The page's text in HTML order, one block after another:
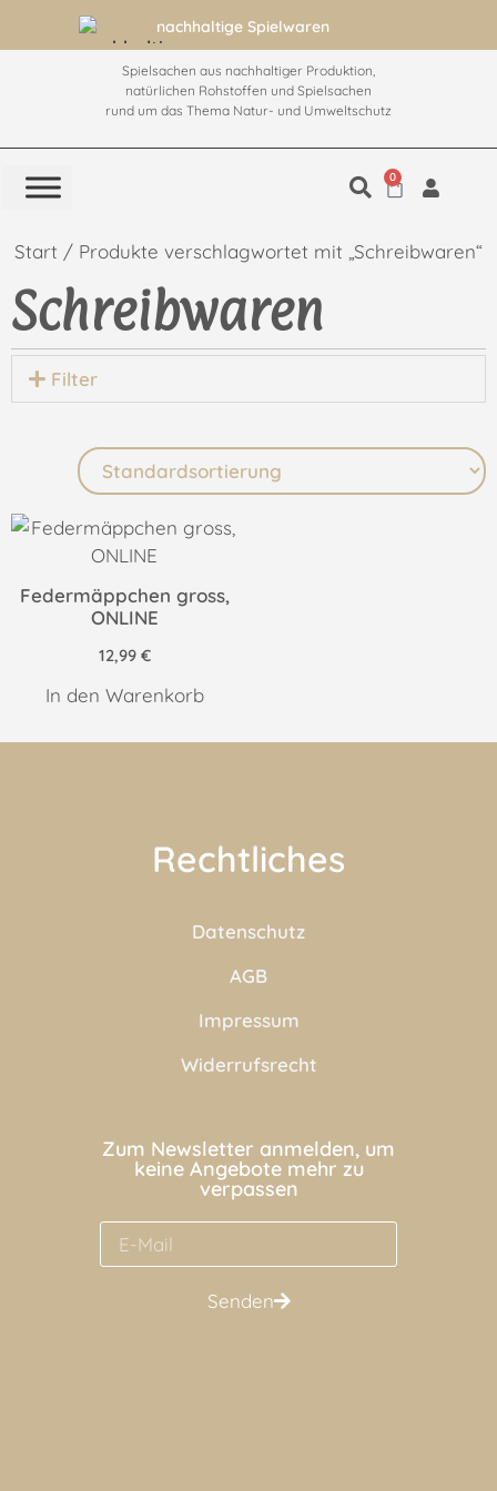
nachhaltige Spielwaren
Spielsachen aus nachhaltiger Produktion,
natürlichen Rohstoffen und Spielsachen
rund um das Thema Natur- und Umweltschutz
0
Start / Produkte verschlagwortet mit „Schreibwaren“
Schreibwaren
Filter
Federmäppchen gross,
ONLINE
12,99 €
In den Warenkorb
Rechtliches
Datenschutz
AGB
Impressum
Widerrufsrecht
Zum Newsletter anmelden, um
keine Angebote mehr zu
verpassen
Senden